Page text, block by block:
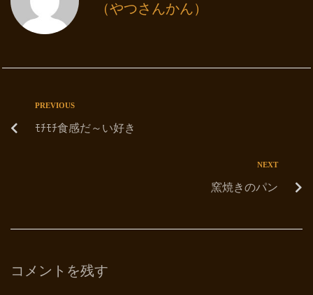
（やつさんかん）
PREVIOUS
ﾓﾁﾓﾁ食感だ～い好き
NEXT
窯焼きのパン
コメントを残す